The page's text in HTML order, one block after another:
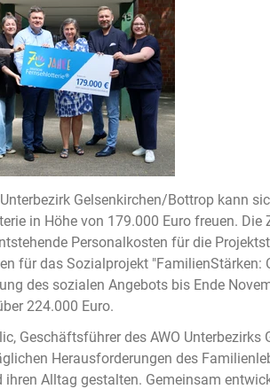
Unterbezirk Gelsenkirchen/Bottrop kann
in Höhe von 179.000 Euro freuen.
Personalkosten für die
für das Sozialprojekt "FamilienStärken:
des sozialen Angebots bis Ende
224.000 Euro.
Geschäftsführer des AWO
Herausforderungen des
ihren Alltag gestalten. Gemeinsam